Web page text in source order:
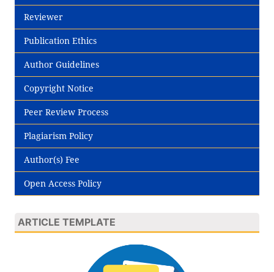
Reviewer
Publication Ethics
Author Guidelines
Copyright Notice
Peer Review Process
Plagiarism Policy
Author(s) Fee
Open Access Policy
ARTICLE TEMPLATE